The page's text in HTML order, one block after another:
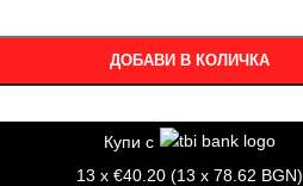
ДОБАВИ В КОЛИЧКА
Купи с
13 x €40.20 (13 x 78.62 BGN)